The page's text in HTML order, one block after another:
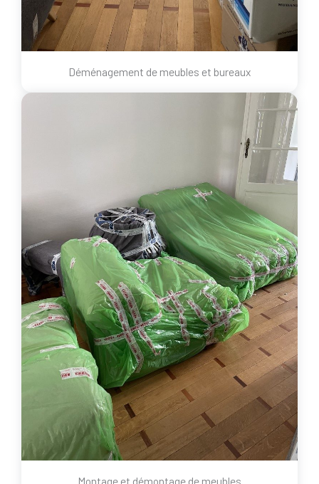
Déménagement de meubles et bureaux
Montage et démontage de meubles